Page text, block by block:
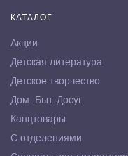
КАТАЛОГ
Акции
Детская литература
Детское творчество
Дом. Быт. Досуг.
Канцтовары
С отделениями